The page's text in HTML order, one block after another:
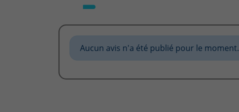
Aucun avis n'a été publié pour le moment.